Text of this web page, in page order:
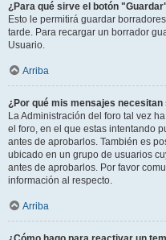
¿Para qué sirve el botón
Esto le permitirá guardar
tarde. Para recargar un borrador
Usuario.
Arriba
¿Por qué mis mensajes
La Administración del foro tal vez
el foro, en el que estas intentando
antes de aprobarlos. También es
ubicado en un grupo de usuarios
antes de aprobarlos. Por favor
información al respecto.
Arriba